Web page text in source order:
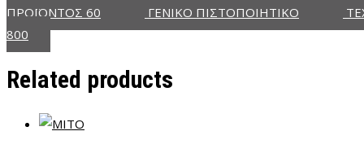
ΠΡΟΪΟΝΤΟΣ 60
ΓΕΝΙΚΟ ΠΙΣΤΟΠΟΙΗΤΙΚΟ
800
Related products